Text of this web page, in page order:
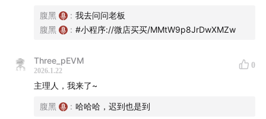
河。《大伯和三姨》最新一集，邀请到来自台湾、扎根福
人与“忙碌的打工人”多重身份出发，展开了一场关于“评价”
的真诚对谈。
从在意一人，到看见众人：一位咖啡师的成长轨迹
腹黑 : 我去问问老板
腹黑
: #小程序://微店买买/MMtW9p8JrDwXMZw
Three_pEVM
2026.1.22
0
主理人，我来了~
腹黑 : 哈哈哈，迟到也是到